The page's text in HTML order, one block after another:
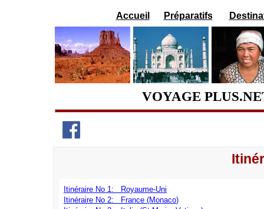
Accueil Préparatifs
VOYAGE
Itinéraire No 1: Royaume-Uni
Itinéraire No 2: France (Monaco)